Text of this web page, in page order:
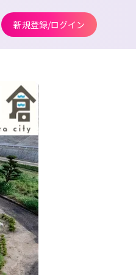
新規登録/ログイン